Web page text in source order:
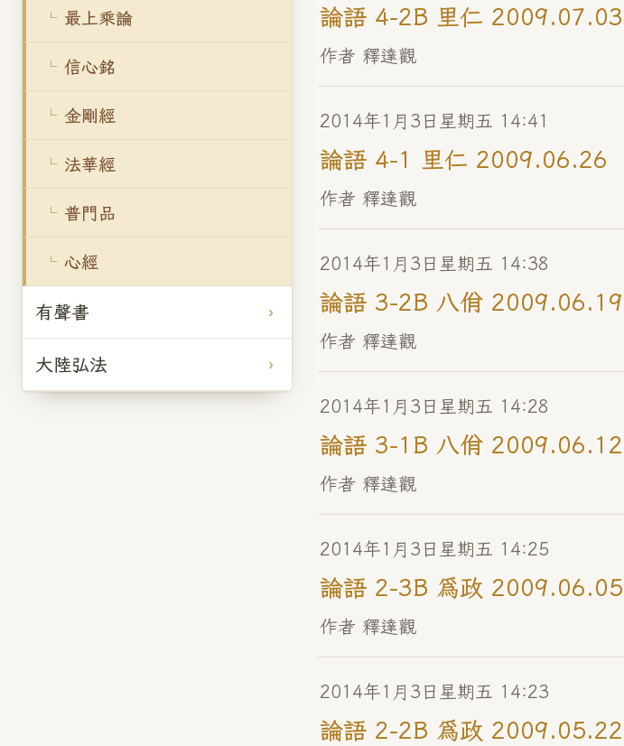
最上乘論
信心銘
金剛經
法華經
普門品
心經
有聲書
大陸弘法
論語 4-2B 里仁 2009.07.03
作者 釋達觀
2014年1月3日星期五 14:41
論語 4-1 里仁 2009.06.26
作者 釋達觀
2014年1月3日星期五 14:38
論語 3-2B 八佾 2009.06.19
作者 釋達觀
2014年1月3日星期五 14:28
論語 3-1B 八佾 2009.06.12
作者 釋達觀
2014年1月3日星期五 14:25
論語 2-3B 為政 2009.06.05
作者 釋達觀
2014年1月3日星期五 14:23
論語 2-2B 為政 2009.05.22